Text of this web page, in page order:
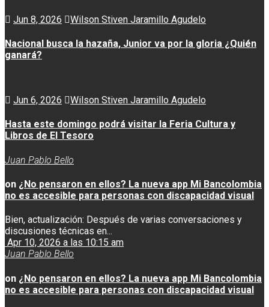
Jun 8, 2026 Wilson Stiven Jaramillo Agudelo
Nacional busca la hazaña, Junior va por la gloria ¿Quién
ganará?
Jun 6, 2026 Wilson Stiven Jaramillo Agudelo
Hasta este domingo podrá visitar la Feria Cultura y
Libros de El Tesoro
Juan Pablo Bello
on ¿No pensaron en ellos? La nueva app Mi Bancolombia
no es accesible para personas con discapacidad visual
Bien, actualización: Después de varias conversaciones y
discusiones técnicas en...
Apr 10, 2026 a las 10:15 am
Juan Pablo Bello
on ¿No pensaron en ellos? La nueva app Mi Bancolombia
no es accesible para personas con discapacidad visual